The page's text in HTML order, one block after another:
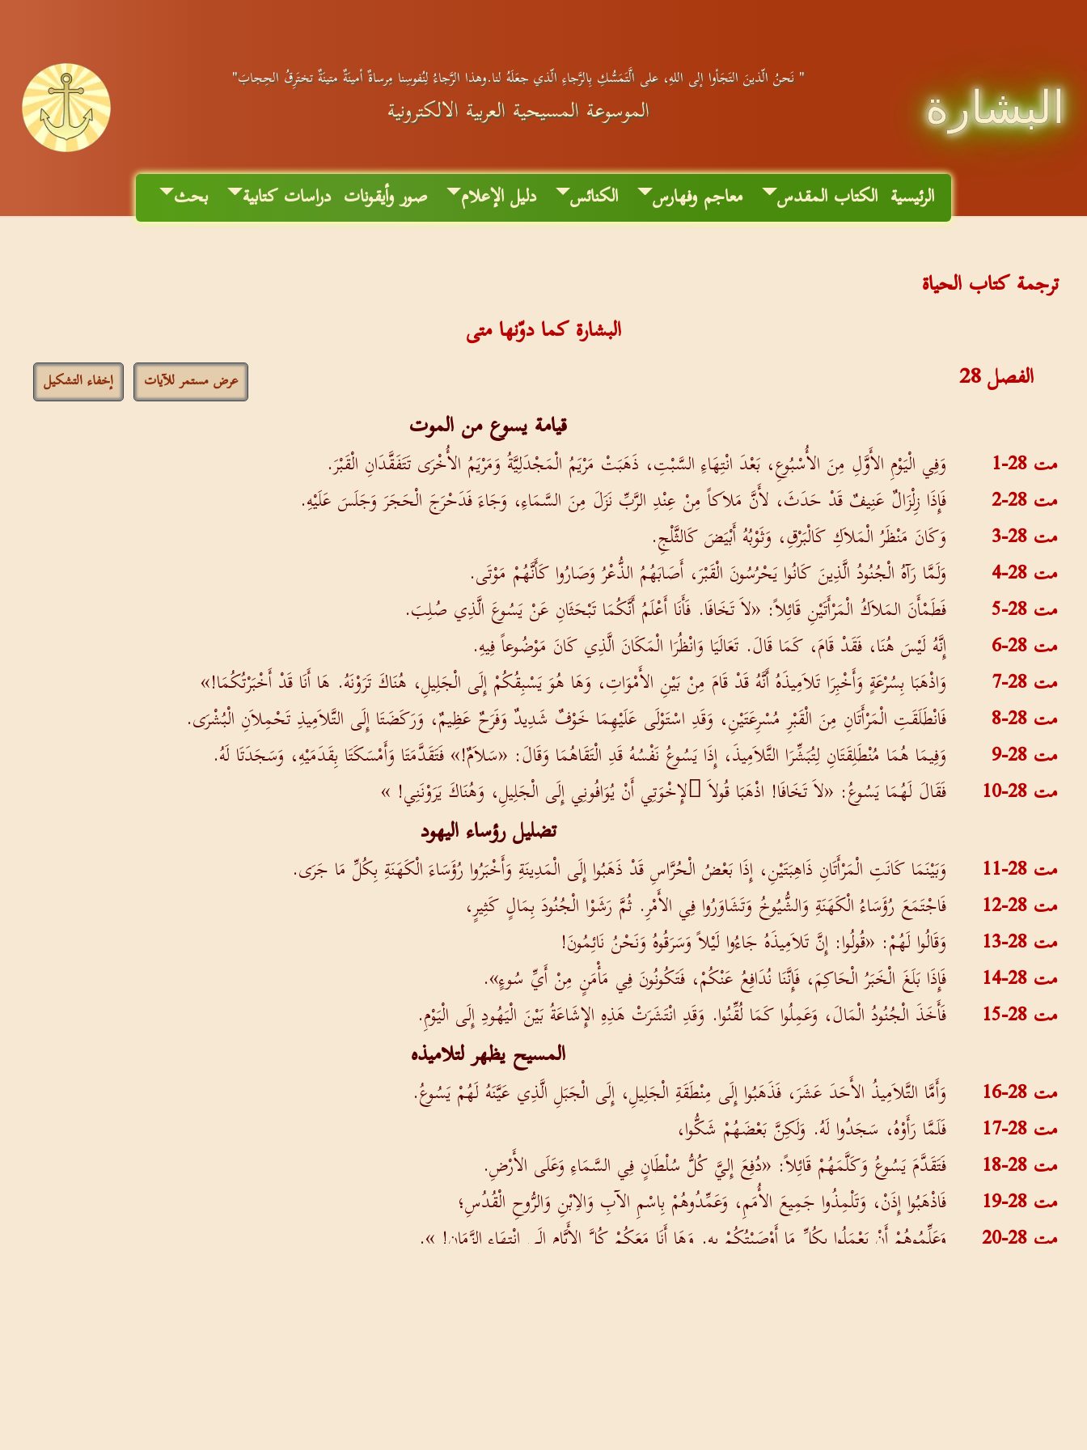
البشارة
" نَحنُ الّذينَ التَجَأوا إلى اللهِ، على الَّتَمَسُّكِ بِالرَّجاءِ الّذي جعَلَهُ لنا.وهذا الرَّجاءُ لِنُفوسِنا مِرساةٌ أمينَةٌ متينَةٌ تختَرِقُ الحِجابَ"
الموسوعة المسيحية العربية الالكترونية
الرئيسية الكتاب المقدس معاجم وفهارس الكنائس دليل الإعلام صور وأيقونات دراسات كتابية بحث
ترجمة كتاب الحياة
البشارة كما دوّنها متى
الفصل28 عرض مستمر للآيات إخفاء التشكيل
قيامة يسوع من الموت
مت 28-1
وَفِي الْيَوْمِ الأَوَّلِ مِنَ الأُسْبُوعِ، بَعْدَ انْتِهَاءِ السَّبْتِ، ذَهَبَتْ مَرْيَمُ الْمَجْدَلِيَّةُ وَمَرْيَمُ الأُخْرَى تَتَفَقَّدَانِ الْقَبْرَ.
مت 28-2
فَإِذَا زِلْزَالٌ عَنِيفٌ قَدْ حَدَثَ، لأَنَّ مَلاَكاً مِنْ عِنْدِ الرَّبِّ نَزَلَ مِنَ السَّمَاءِ، وَجَاءَ فَدَحْرَجَ الْحَجَرَ وَجَلَسَ عَلَيْهِ.
مت 28-3
وَكَانَ مَنْظَرُ الْمَلاَكِ كَالْبَرْقِ، وَثَوْبُهُ أَبْيَضَ كَالثَّلْجِ.
مت 28-4
وَلَمَّا رَآهُ الْجُنُودُ الَّذِينَ كَانُوا يَحْرُسُونَ الْقَبْرَ، أَصَابَهُمُ الذُّعْرُ وَصَارُوا كَأَنَّهُمْ مَوْتَى.
مت 28-5
فَطَمْأَنَ المَلاَكُ الْمَرْأَتَيْنِ قَائِلاً: «لاَ تَخَافَا. فَأَنَا أَعْلَمُ أَنَّكُمَا تَبْحَثَانِ عَنْ يَسُوعَ الَّذِي صُلِبَ.
مت 28-6
إِنَّهُ لَيْسَ هُنَا، فَقَدْ قَامَ، كَمَا قَالَ. تَعَالَيَا وَانْظُرَا الْمَكَانَ الَّذِي كَانَ مَوْضُوعاً فِيهِ.
مت 28-7
وَاذْهَبَا بِسُرْعَةٍ وَأَخْبِرَا تَلاَمِيذَهُ أَنَّهُ قَدْ قَامَ مِنْ بَيْنِ الأَمْوَاتِ، وَهَا هُوَ يَسْبِقُكُمْ إِلَى الْجَلِيلِ، هُنَاكَ تَرَوْنَهُ. هَا أَنَا قَدْ أَخْبَرْتُكُمَا!»
مت 28-8
فَانْطَلَقَتِ الْمَرْأَتَانِ مِنَ الْقَبْرِ مُسْرِعَتَيْنِ، وَقَدِ اسْتَوْلَى عَلَيْهِمَا خَوْفٌ شَدِيدٌ وَفَرَحٌ عَظِيمٌ، وَرَكَضَتَا إِلَى التَّلاَمِيذِ تَحْمِلاَنِ الْبُشْرَى.
مت 28-9
وَفِيمَا هُمَا مُنْطَلِقَتَانِ لِتُبَشِّرَا التَّلاَمِيذَ، إِذَا يَسُوعُ نَفْسُهُ قَدِ الْتَقَاهُمَا وَقَالَ: «سَلاَمٌ!» فَتَقَدَّمَتَا وَأَمْسَكَتَا بِقَدَمَيْهِ، وَسَجَدَتَا لَهُ.
مت 28-10
فَقَالَ لَهُمَا يَسُوعُ: «لاَ تَخَافَا! اذْهَبَا قُولاَ ِلإِخْوَتِي أَنْ يُوَافُونِي إِلَى الْجَلِيلِ، وَهُنَاكَ يَرَوْنَنِي! »
تضليل رؤساء اليهود
مت 28-11
وَبَيْنَمَا كَانَتِ الْمَرْأَتَانِ ذَاهِبَتَيْنِ، إِذَا بَعْضُ الْحُرَّاسِ قَدْ ذَهَبُوا إِلَى الْمَدِينَةِ وَأَخْبَرُوا رُؤَسَاءَ الْكَهَنَةِ بِكُلِّ مَا جَرَى.
مت 28-12
فَاجْتَمَعَ رُؤَسَاءُ الْكَهَنَةِ وَالشُّيُوخُ وَتَشَاوَرُوا فِي الأَمْرِ. ثُمَّ رَشَوْا الْجُنُودَ بِمَالٍ كَثِيرٍ،
مت 28-13
وَقَالُوا لَهُمْ: «قُولُوا: إِنَّ تَلاَمِيذَهُ جَاءُوا لَيْلاً وَسَرَقُوهُ وَنَحْنُ نَائِمُونَ!
مت 28-14
فَإِذَا بَلَغَ الْخَبَرُ الْحَاكِمَ، فَإِنَّنَا نُدَافِعُ عَنْكُمْ، فَتَكُونُونَ فِي مَأْمَنٍ مِنْ أَيِّ سُوءٍ».
مت 28-15
فَأَخَذَ الْجُنُودُ الْمَالَ، وَعَمِلُوا كَمَا لُقِّنُوا. وَقَدِ انْتَشَرَتْ هَذِهِ الإِشَاعَةُ بَيْنَ الْيَهُودِ إِلَى الْيَوْمِ.
المسيح يظهر لتلاميذه
مت 28-16
وَأَمَّا التَّلاَمِيذُ الأَحَدَ عَشَرَ، فَذَهَبُوا إِلَى مِنْطَقَةِ الْجَلِيلِ، إِلَى الْجَبَلِ الَّذِي عَيَّنَهُ لَهُمْ يَسُوعُ.
مت 28-17
فَلَمَّا رَأَوْهُ، سَجَدُوا لَهُ. وَلَكِنَّ بَعْضَهُمْ شَكُّوا،
مت 28-18
فَتَقَدَّمَ يَسُوعُ وَكَلَّمَهُمْ قَائِلاً: «دُفِعَ إِليَّ كُلُّ سُلْطَانٍ فِي السَّمَاءِ وَعَلَى الأَرْضِ.
مت 28-19
فَاذْهَبُوا إِذَنْ، وَتَلْمِذُوا جَمِيعَ الأُمَمِ، وَعَمِّدُوهُمْ بِاسْمِ الآبِ وَالاِبْنِ وَالرُّوحِ الْقُدُسِ؛
مت 28-20
وَعَلِّمُوهُمْ أَنْ يَعْمَلُوا بِكُلِّ مَا أَوْصَيْتُكُمْ بِهِ. وَهَا أَنَا مَعَكُمْ كُلَّ الأَيَّامِ إِلَى انْتِهَاءِ الزَّمَانِ! ».